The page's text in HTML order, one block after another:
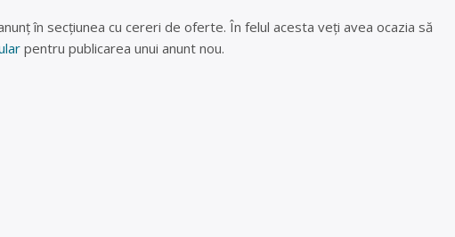
în secțiunea cu cereri de oferte. În felul acesta veți avea ocazia să
pentru publicarea unui anunt nou.